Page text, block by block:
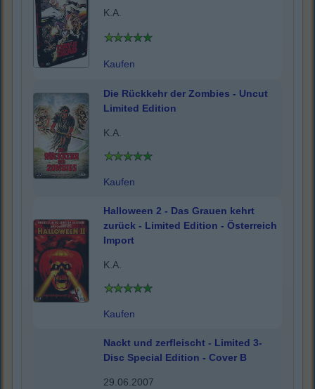
K.A.
Kaufen
Die Rückkehr der Zombies - Uncut
Limited Edition
K.A.
Kaufen
Halloween 2 - Das Grauen kehrt
zurück - Limited Edition - Österreich
Import
K.A.
Kaufen
Nackt und zerfleischt - Limited 3-
Disc Special Edition - Cover B
29.06.2007